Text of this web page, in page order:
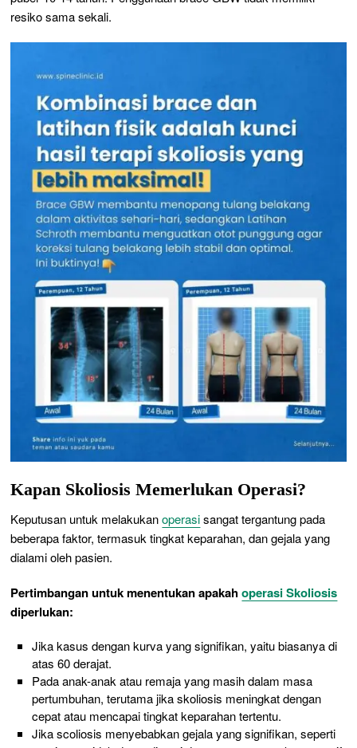
resiko sama sekali.
Kapan Skoliosis Memerlukan Operasi?
Keputusan untuk melakukanoperasisangat tergantung pada
beberapa faktor, termasuk tingkat keparahan, dan gejala yang
dialami oleh pasien.
Pertimbangan untuk menentukan apakahoperasi Skoliosis
diperlukan:
Jika kasus dengan kurva yang signifikan, yaitu biasanya di
atas 60 derajat.
Pada anak-anak atau remaja yang masih dalam masa
pertumbuhan, terutama jika skoliosis meningkat dengan
cepat atau mencapai tingkat keparahan tertentu.
Jika scoliosis menyebabkan gejala yang signifikan, seperti